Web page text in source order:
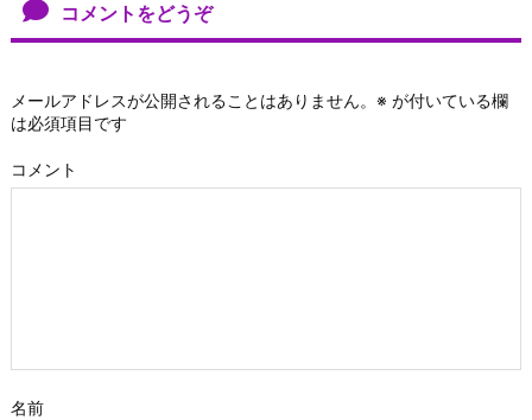
コメントをどうぞ
メールアドレスが公開されることはありません。 ※ が付いている欄
は必須項目です
コメント
名前